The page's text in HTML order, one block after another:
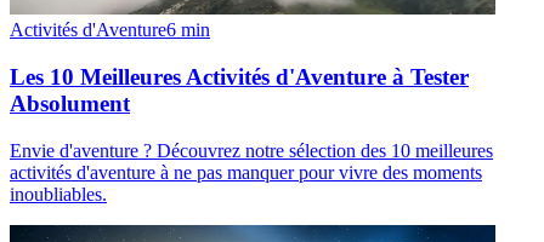
Activités d'Aventure6 min
Les 10 Meilleures Activités d'Aventure à Tester
Absolument
Envie d'aventure ? Découvrez notre sélection des 10 meilleures
activités d'aventure à ne pas manquer pour vivre des moments
inoubliables.